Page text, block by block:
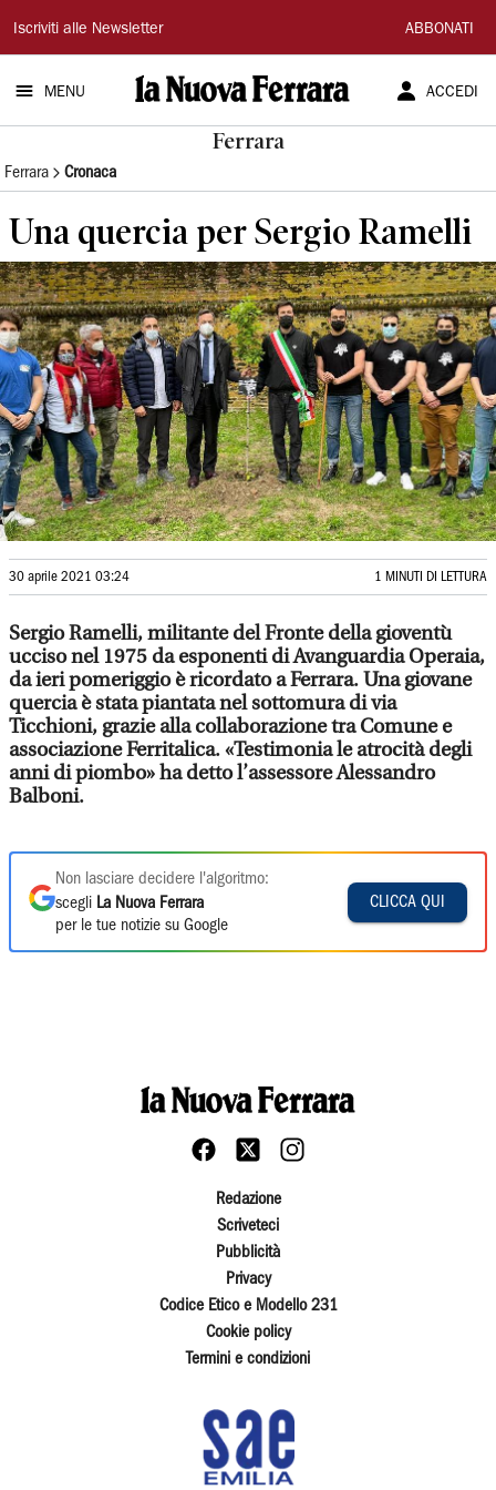
La
Nuova
Ferrara
Iscriviti alle Newsletter ABBONATI
MENU ACCEDI
Ferrara
Ferrara Cronaca
Una quercia per Sergio Ramelli
30 aprile 2021 03:24 1 MINUTI DI LETTURA
Sergio Ramelli, militante del Fronte della gioventù
ucciso nel 1975 da esponenti di Avanguardia Operaia,
da ieri pomeriggio è ricordato a Ferrara. Una giovane
quercia è stata piantata nel sottomura di via
Ticchioni, grazie alla collaborazione tra Comune e
associazione Ferritalica. «Testimonia le atrocità degli
anni di piombo» ha detto l’assessore Alessandro
Balboni.
Non lasciare decidere l'algoritmo:
scegli La Nuova Ferrara
per le tue notizie su Google
CLICCA QUI
Redazione
Scriveteci
Pubblicità
Privacy
Codice Etico e Modello 231
Cookie policy
Termini e condizioni